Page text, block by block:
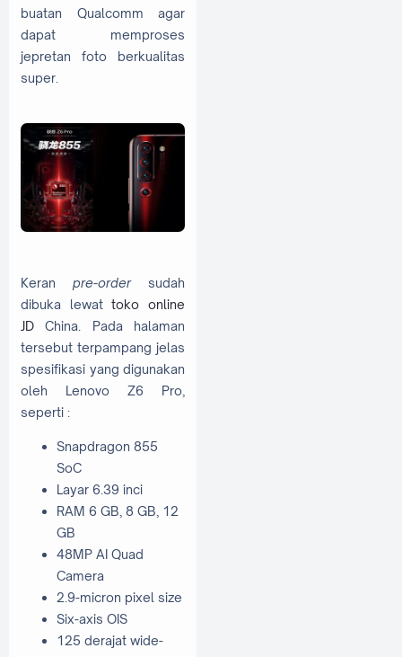
buatan Qualcomm agar
dapat memproses
jepretan foto berkualitas
super.
Keran pre-ordersudah
dibuka lewattoko online
JD China. Pada halaman
tersebut terpampang jelas
spesifikasi yang digunakan
oleh Lenovo Z6 Pro,
seperti :
Snapdragon 855
SoC
Layar 6.39 inci
RAM 6 GB, 8 GB, 12
GB
48MP AI Quad
Camera
2.9-micron pixel size
Six-axis OIS
125 derajat wide-